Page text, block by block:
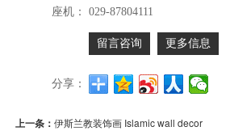
座机：
029-87804111
留言咨询 更多信息
分享：
上一条：伊斯兰教装饰画 Islamic wall decor